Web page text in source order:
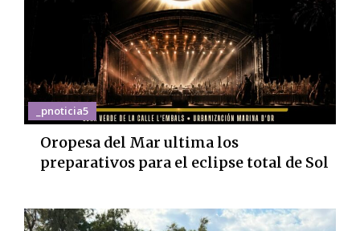
_pnoticia5
Oropesa del Mar ultima los
preparativos para el eclipse total de Sol